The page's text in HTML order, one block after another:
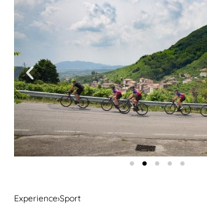
Experience›Sport